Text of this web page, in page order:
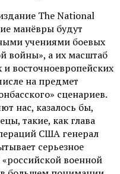
The National
манёвры будут
учениями боевых
войны», а их масштаб
восточноевропейских
на предмет
сценариев.
нас, казалось бы,
такие, как глава
США генерал
серьезное
военной